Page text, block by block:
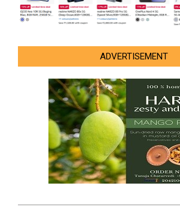
ADVERTISEMENT